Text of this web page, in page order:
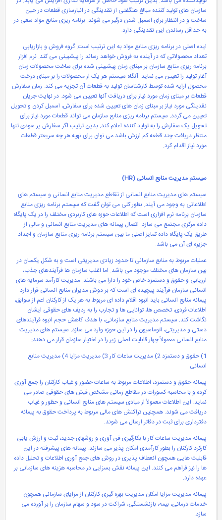
سازمان های تولید کننده مبالغ هنگفتی از نقدینگی در انبارسازی قطعات در حین
ساخت و در انتظار برای اسمبل شدن درگیر می شوند. برنامه ریزی منابع مواد سعی در
به حداقل رساندن این نقدینگی دارد.
ایده اصلی در برنامه ریزی منابع مواد به این ترتیب است. گروه فروش و بازاریابی
تعداد محصولاتی که در آینده به فروش خواهد رساند را پیشبینی می کند. نرم افزار
برنامه ریزی منابع سازمان بر مبنای زمان پیشبینی شده برای ساخت محصولات زمان
آغاز تولید را تعیین می نماید. آنگاه سیستم هر یک از محصولات را بر مبنای درخت
محصول ارایه شده توسط کارشناسان تولید به قطعات آن تجزیه می کند. زمان سفارش
قطعات بر مبنای زمان مورد نیاز برای دریافت آنها تعیین می شود. در نهایت جریان
نقدینگی مورد نیاز بر مبنای زمان های تعیین شده برای سفارش، اسمبل کردن و تحویل
تعیین می گردد. سیستم برنامه ریزی منابع سازمان می تواند قطعات مورد نیاز برای
تحویل یک سفارش را به تولید کننده اعلام کند. بدین ترتیب اگر سفارش پر سودی تنها
منتظر دریافت چند قطعه کم ارزش باشد می توان برای تهیه هر چه سریعتر قطعات
مورد نیاز اقدام کرد.
سیستم مدیریت منابع انسانی (HR
)
سیستم های مدیریت منابع انسانی از تقاطع مدیریت منابع انسانی و سیستم های
اطلاعاتی به وجود می آیند. بطور کلی می توان گفت که سیستم برنامه ریزی منابع
سازمان برنامه نرم افزاری است که اطلاعات حوزه های کاربردی مختلف را در یک پایگاه
داده مرکزی مجتمع می سازد. اتصال پیمانه های مدیریت منابع انسانی و مالی از
طریق یک پایگاه داده تمایز اصلی ما بین سیستم برنامه ریزی منابع سازمان و اجداد
جزیره ای آن می باشد.
عملیات مربوط به منابع سازمانی تا حدود زیادی مدیریتی است و به شکل یکسان در
بین سازمان های مختلف موجود می باشد. اما اغلب سازمان ها فرآیندهای جذب،
ارزیابی و حقوق و دستمزد خاص خود را دارا می باشند. مدیریت کارآمد سرمایه های
انسانی سازمان فرآیند پیچیده ای است که بر دوش مدیران منابع انسانی قرار دارد.
پیمانه منابع انسانی باید انبوه اقلام داده ای مربوط به هر یک از کارکنان اعم از سوابق،
اطلاعات فردی، تخصص ها، توانایی ها و تجارب را به ردیف های حقوقی ایشان
نگاشت کند. سیستم مدیریت منابع سازمانی، با هدف کاهش حجم انبوه فرآیندهای
دستی و مدیریتی، اتوماسیون را در این حوزه وارد می سازد. سیستم های مدیریت
منابع انسانی معمولاً چهار قابلیت اصلی زیر را در اختیار سازمان قرار می دهند:
1) حقوق و دستمزد 2) مدیریت ساعات کار 3) مدیریت مزایا 4) مدیریت منابع
انسانی
پیمانه حقوق و دستمزد، اطلاعات مربوط به ساعات حضور و غیاب کارکنان را جمع آوری
کرده و با محاسبه کسورات در مقاطع زمانی مشخص فیش های حقوقی صادر می
نماید. این اطلاعات معمولاً از مبادی سیستم های منابع انسانی و حظور و غیاب
دریافت می شوند. همچنین تراکنش های مالی مربوط به پرداخت حقوق به پیمانه
دفترداری برای ثبت در دفاتر ارسال می شوند.
پیمانه مدیریت ساعات کار با بکارگیری فن آوری و روشهای جدید، ثبت و ارزش یابی
کارکرد کارکنان را بطور کارآمدی امکان پذیر می سازند. پیمانه های پیشرفته در این
قابلیت هایی همچون انعطاف پذیری در روش های جمع آوری اطلاعات و تحلیل داده
ها را نیز فراهم می کنند. این پیمانه نقش بسزایی در محاسبه هزینه های سازمانی بر
عهده دارد.
پیمانه مدیریت مزایا امکان مدیریت بهره گیری کارکنان از مزایای سازمانی همچون
خدمات درمانی، بیمه، بازنشستگی، شراکت در سود و سهام سازمان را بر آورده می
سازد.